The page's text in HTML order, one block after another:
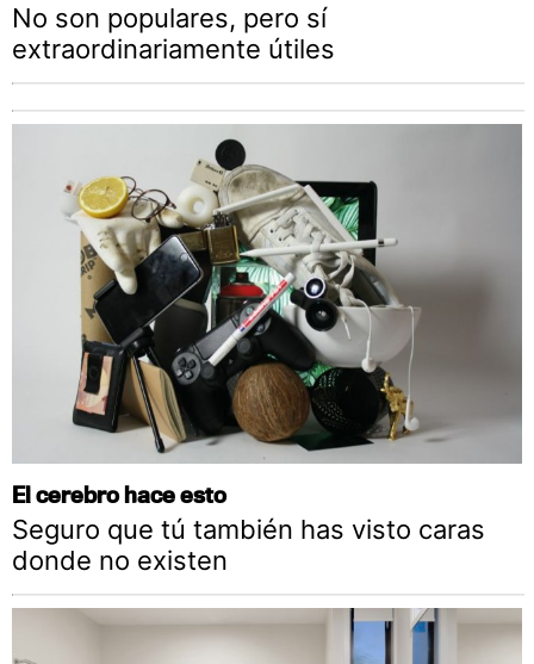
No son populares, pero sí
extraordinariamente útiles
El cerebro hace esto
Seguro que tú también has visto caras
donde no existen